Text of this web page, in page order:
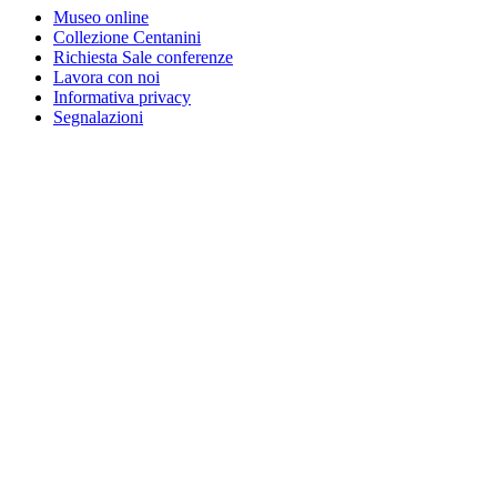
Museo online
Collezione Centanini
Richiesta Sale conferenze
Lavora con noi
Informativa privacy
Segnalazioni